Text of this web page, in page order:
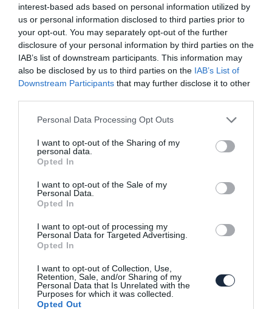
interest-based ads based on personal information utilized by
us or personal information disclosed to third parties prior to
your opt-out. You may separately opt-out of the further
disclosure of your personal information by third parties on the
IAB’s list of downstream participants. This information may
also be disclosed by us to third parties on the IAB’s List of
Downstream Participants that may further disclose it to other
Please note that this website/app uses one or more Google
not limited to your visit or usage behaviour. You may click to
grant or deny consent to Google and its third-party tags to
use your data for below specified purposes in below Google
consent section.
Personal Data Processing Opt Outs
I want to opt-out of the Sharing of my
personal data.
Opted In
I want to opt-out of the Sale of my
Personal Data.
Opted In
I want to opt-out of processing my
Personal Data for Targeted Advertising.
Opted In
I want to opt-out of Collection, Use,
Retention, Sale, and/or Sharing of my
Personal Data that Is Unrelated with the
Purposes for which it was collected.
Opted Out
Már készül az új Opel Insignia
Itt a vadonatúj Opel Insignia